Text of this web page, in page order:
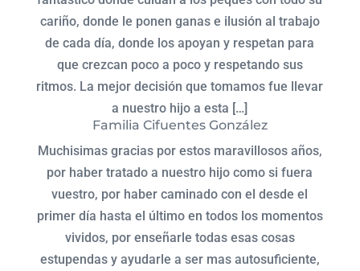
cariño, donde le ponen ganas e ilusión al trabajo
de cada día, donde los apoyan y respetan para
que crezcan poco a poco y respetando sus
ritmos. La mejor decisión que tomamos fue llevar
a nuestro hijo a esta […]
Familia Cifuentes González
Muchisimas gracias por estos maravillosos años,
por haber tratado a nuestro hijo como si fuera
vuestro, por haber caminado con el desde el
primer día hasta el último en todos los momentos
vividos, por enseñarle todas esas cosas
estupendas y ayudarle a ser mas autosuficiente,